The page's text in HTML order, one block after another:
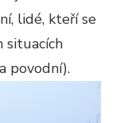
lidé, kteří se
situacích
povodní).